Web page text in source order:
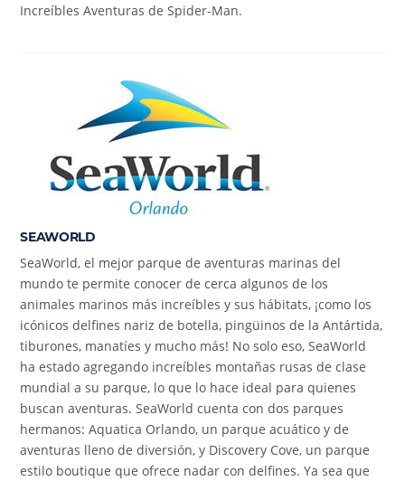
Increíbles Aventuras de Spider-Man.
SEAWORLD
SeaWorld, el mejor parque de aventuras marinas del
mundo te permite conocer de cerca algunos de los
animales marinos más increíbles y sus hábitats, ¡como los
icónicos delfines nariz de botella, pingüinos de la Antártida,
tiburones, manatíes y mucho más! No solo eso, SeaWorld
ha estado agregando increíbles montañas rusas de clase
mundial a su parque, lo que lo hace ideal para quienes
buscan aventuras. SeaWorld cuenta con dos parques
hermanos: Aquatica Orlando, un parque acuático y de
aventuras lleno de diversión, y Discovery Cove, un parque
estilo boutique que ofrece nadar con delfines. Ya sea que